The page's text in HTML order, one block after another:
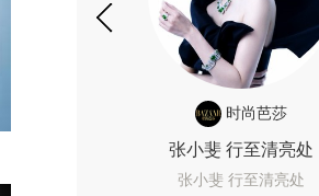
时尚芭莎
张小斐 行至清亮处
张小斐 行至清亮处